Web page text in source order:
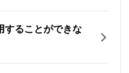
することができな